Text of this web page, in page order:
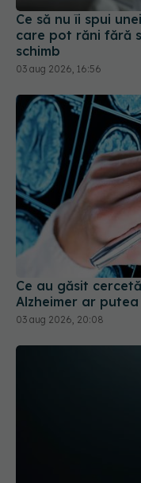
Ce să nu îi spui
care pot răni fără
schimb
03 aug 2026, 16:56
Ce au găsit
Alzheimer ar
03 aug 2026, 20:08